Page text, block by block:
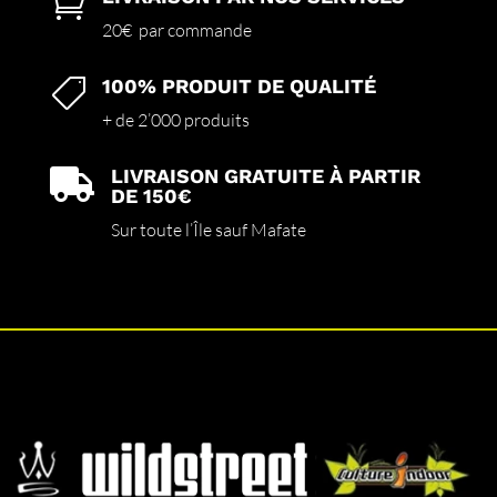
20€ par commande
 100% PRODUIT DE QUALITÉ
+ de 2’000 produits

LIVRAISON GRATUITE À PARTIR
DE 150€
Sur toute l’Île sauf Mafate